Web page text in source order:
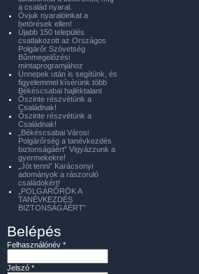
a család nyaral.
Óvjuk nyaralóinkat a
betörések ellen!
Újabb 150 település
csatlakozott az Országos
Polgárőr Szövetség
Bűnmegelőzési
mintaprogramjához
Ünnepek után is segítünk, és
figyelemmel kísérünk több
Békéscsabai hajléktalant
Őszinte részvétünk a
Családnak!
Őszinte részvétünk a
Családnak!
„Békéscsabai Városi
Polgárőrség a tanévkezdés
biztonságáért” Vigyázzunk a
gyermekekre!
„Jót tenni” Karácsonyi
adományok a rászoruló
családokért!
„POLGÁRŐRÖK A
TANÉVKEZDÉS
BIZTONSÁGÁÉRT”
Belépés
Felhasználónév *
Jelszó *